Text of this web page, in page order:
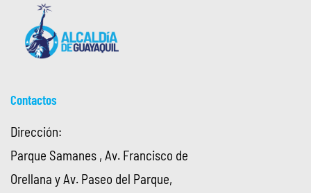
Contactos
Dirección:
Parque Samanes , Av. Francisco de
Orellana y Av. Paseo del Parque,